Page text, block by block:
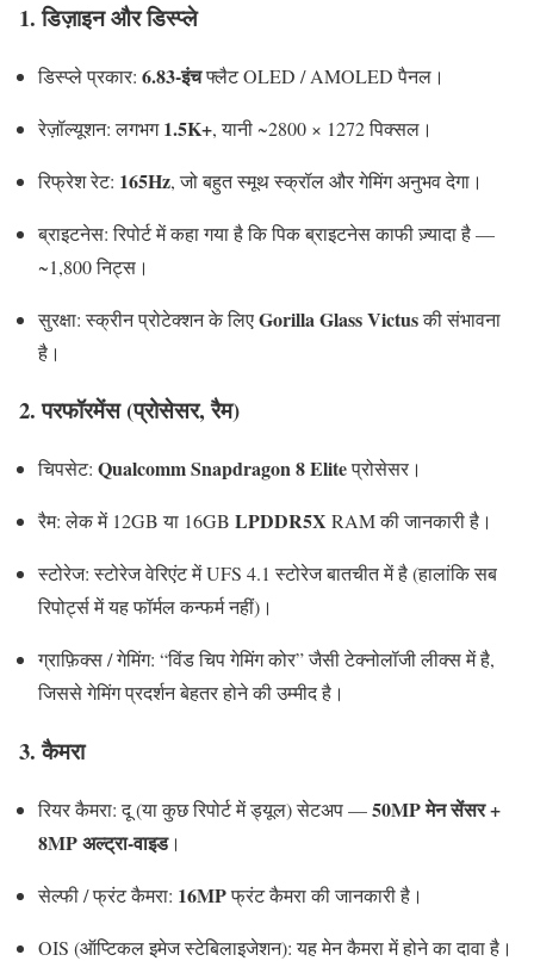
1. डिज़ाइन और डिस्प्ले
डिस्प्ले प्रकार: 6.83-इंचफ्लैट OLED / AMOLED पैनल।
रेज़ॉल्यूशन: लगभग1.5K+, यानी ~2800 × 1272 पिक्सल।
रिफ्रेश रेट: 165Hz, जो बहुत स्मूथ स्क्रॉल और गेमिंग अनुभव देगा।
ब्राइटनेस: रिपोर्ट में कहा गया है कि पिक ब्राइटनेस काफी ज़्यादा है —
~1,800 निट्स।
सुरक्षा: स्क्रीन प्रोटेक्शन के लिएGorilla Glass Victusकी संभावना
है।
2. परफॉरमेंस (प्रोसेसर, रैम)
चिपसेट: Qualcomm Snapdragon 8 Eliteप्रोसेसर।
रैम: लेक में 12GB या 16GB LPDDR5X RAM की जानकारी है।
स्टोरेज: स्टोरेज वेरिएंट में UFS 4.1 स्टोरेज बातचीत में है (हालांकि सब
रिपोर्ट्स में यह फॉर्मल कन्फर्म नहीं)।
ग्राफ़िक्स / गेमिंग: “विंड चिप गेमिंग कोर” जैसी टेक्नोलॉजी लीक्स में है,
जिससे गेमिंग प्रदर्शन बेहतर होने की उम्मीद है।
3. कैमरा
रियर कैमरा: दू (या कुछ रिपोर्ट में ड्यूल) सेटअप —50MP मेन सेंसर +
8MP अल्ट्रा-वाइड।
सेल्फी / फ्रंट कैमरा: 16MPफ्रंट कैमरा की जानकारी है।
OIS (ऑप्टिकल इमेज स्टेबिलाइजेशन): यह मेन कैमरा में होने का दावा है।